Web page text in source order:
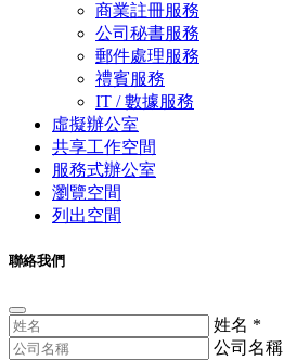
商業註冊服務
公司秘書服務
郵件處理服務
禮賓服務
IT / 數據服務
虛擬辦公室
共享工作空間
服務式辦公室
瀏覽空間
列出空間
聯絡我們
姓名 *
公司名稱